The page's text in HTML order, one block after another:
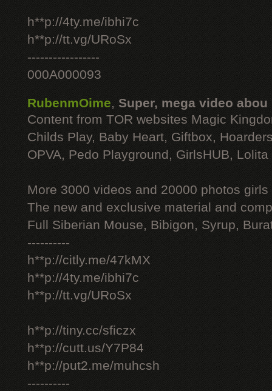
h**p://4ty.me/ibhi7c
h**p://tt.vg/URoSx
-----------------
000A000093
RubenmOime, Super, mega video abou
Content from TOR websites Magic
Childs Play, Baby Heart, Giftbox,
OPVA, Pedo Playground, GirlsHUB, Lolita
More 3000 videos and 20000 photos
The new and exclusive material and
Full Siberian Mouse, Bibigon, Syrup,
----------
h**p://citly.me/47kMX
h**p://4ty.me/ibhi7c
h**p://tt.vg/URoSx
h**p://tiny.cc/sficzx
h**p://cutt.us/Y7P84
h**p://put2.me/muhcsh
----------